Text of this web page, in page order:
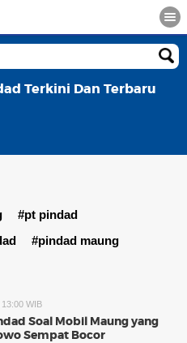
Terkini Dan Terbaru
#pt pindad
#pindad maung
WIB
Soal Mobil Maung yang
Sempat Bocor